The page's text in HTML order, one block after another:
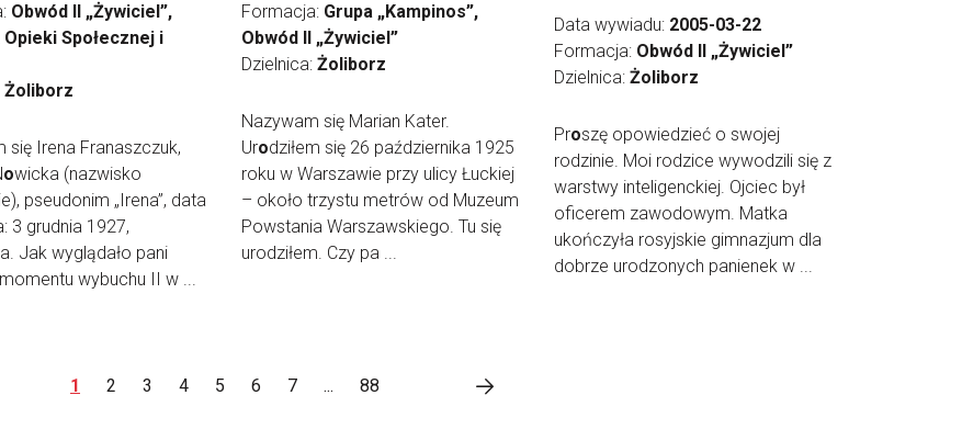
Obwód II „Żywiciel”,
Społecznej i
Żoliborz
się Irena Franaszczuk,
owicka (nazwisko
pseudonim „Irena”, data
3 grudnia 1927,
Jak wyglądało pani
wybuchu II w ...
Formacja: Grupa „Kampinos”,
Obwód II „Żywiciel”
Dzielnica: Żoliborz
Nazywam się Marian Kater.
Urodziłem się 26 października 1925
roku w Warszawie przy ulicy Łuckiej
– około trzystu metrów od Muzeum
Powstania Warszawskiego. Tu się
urodziłem. Czy pa ...
Data wywiadu: 2005-03-22
Formacja: Obwód II „Żywiciel”
Dzielnica: Żoliborz
Proszę opowiedzieć o swojej
rodzinie. Moi rodzice wywodzili się z
warstwy inteligenckiej. Ojciec był
oficerem zawodowym. Matka
ukończyła rosyjskie gimnazjum dla
dobrze urodzonych panienek w ...
1 2 3 4 5 6 7 ... 88